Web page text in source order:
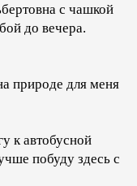
с чашкой
до вечера.
природе для меня
к автобусной
побуду здесь с